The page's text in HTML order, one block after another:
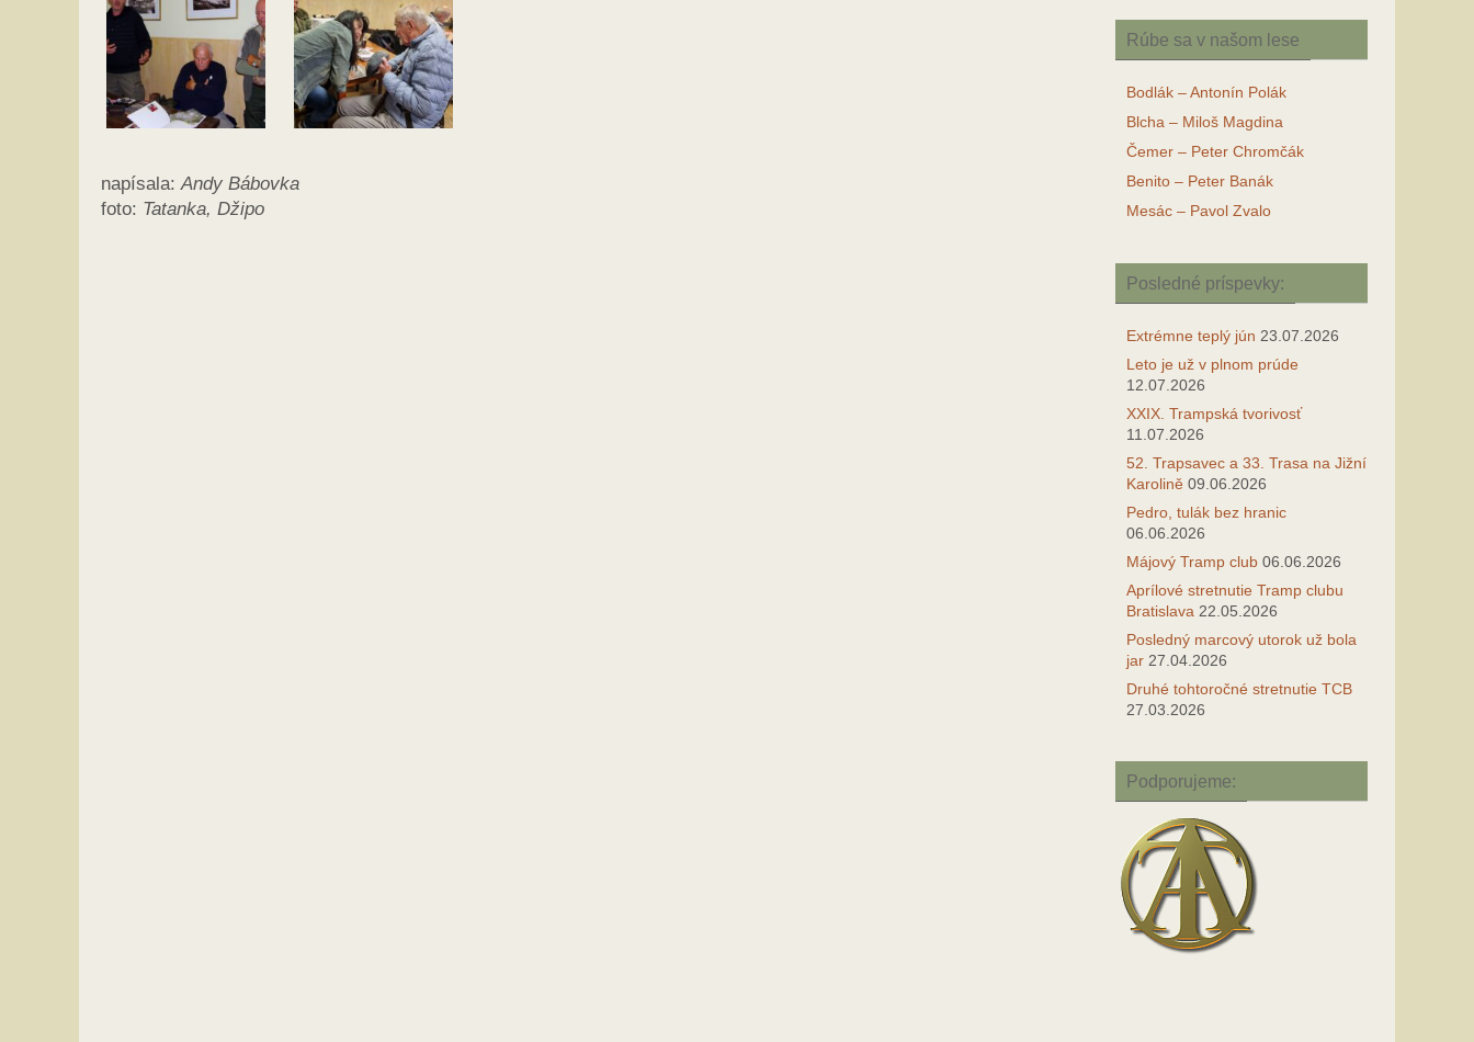
napísala:Andy Bábovka
foto: Tatanka, Džipo
Rúbe sa v našom lese
Bodlák – Antonín Polák
Blcha – Miloš Magdina
Čemer – Peter Chromčák
Benito – Peter Banák
Mesác – Pavol Zvalo
Posledné príspevky:
Extrémne teplý jún 23.07.2026
Leto je už v plnom prúde
12.07.2026
XXIX. Trampská tvorivosť
11.07.2026
52. Trapsavec a 33. Trasa na Jižní
Karolině 09.06.2026
Pedro, tulák bez hranic
06.06.2026
Májový Tramp club 06.06.2026
Aprílové stretnutie Tramp clubu
Bratislava 22.05.2026
Posledný marcový utorok už bola
jar 27.04.2026
Druhé tohtoročné stretnutie TCB
27.03.2026
Podporujeme: